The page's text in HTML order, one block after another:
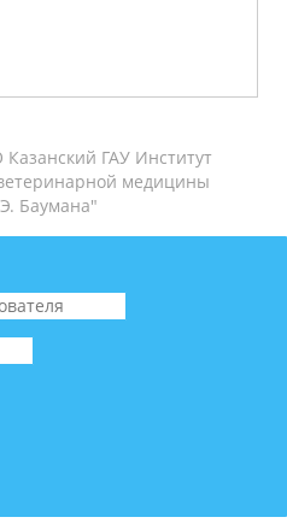
ГАУ Институт
медицины
Баумана"